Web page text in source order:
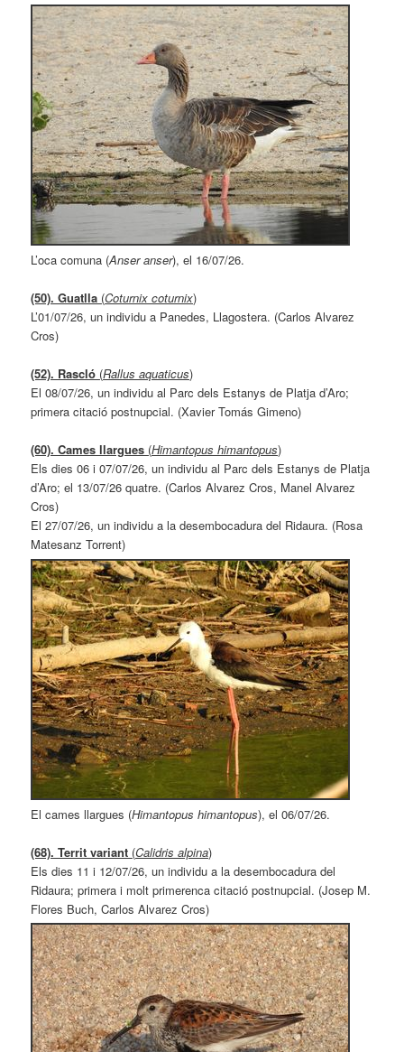
L’oca comuna (Anser anser), el 16/07/26.
(50). Guatlla (Coturnix coturnix)
L’01/07/26, un individu a Panedes, Llagostera. (Carlos Alvarez
Cros)
(52). Rascló (Rallus aquaticus)
El 08/07/26, un individu al Parc dels Estanys de Platja d’Aro;
primera citació postnupcial. (Xavier Tomás Gimeno)
(60). Cames llargues (Himantopus himantopus)
Els dies 06 i 07/07/26, un individu al Parc dels Estanys de Platja
d’Aro; el 13/07/26 quatre. (Carlos Alvarez Cros, Manel Alvarez
Cros)
El 27/07/26, un individu a la desembocadura del Ridaura. (Rosa
Matesanz Torrent)
El cames llargues (Himantopus himantopus), el 06/07/26.
(68). Territ variant (Calidris alpina)
Els dies 11 i 12/07/26, un individu a la desembocadura del
Ridaura; primera i molt primerenca citació postnupcial. (Josep M.
Flores Buch, Carlos Alvarez Cros)